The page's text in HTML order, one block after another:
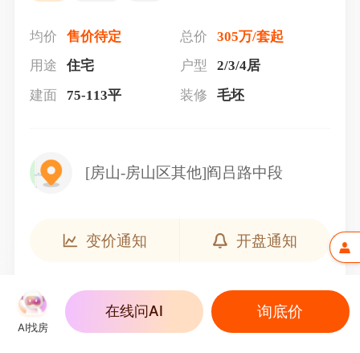
均价 售价待定 总价
305万/套起
用途
住宅 户型
2/3/4居
建面
75-113平 装修 毛坯
[房山-房山区其他]阎吕路中段
变价通知 开盘通知
AI找房
在线问AI 询底价